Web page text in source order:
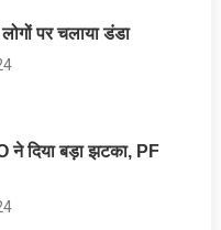
पर चलाया डंडा
दिया बड़ा झटका, PF